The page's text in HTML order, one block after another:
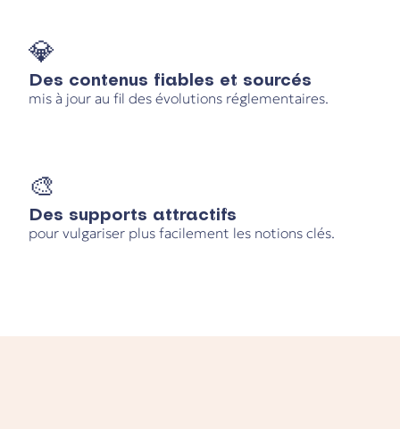
💎
Des contenus fiables et sourcés
mis à jour au fil des évolutions réglementaires.
🎨
Des supports attractifs
pour vulgariser plus facilement les notions clés.